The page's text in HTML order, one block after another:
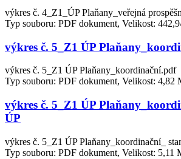
výkres č. 4_Z1_ÚP Plaňany_veřejná
Typ souboru: PDF dokument, Velikost:
výkres č. 5_Z1 ÚP
výkres č. 5_Z1 ÚP Plaňany_koordinační.pdf
Typ souboru: PDF dokument, Velikost: 4,82
výkres č. 5_Z1 ÚP
ÚP
výkres č. 5_Z1 ÚP Plaňany_koordinační_
Typ souboru: PDF dokument, Velikost: 5,11